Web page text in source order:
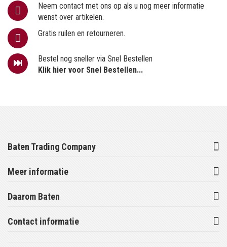
Neem contact met ons op als u nog meer informatie
wenst over artikelen.
Gratis ruilen en retourneren.
Bestel nog sneller via Snel Bestellen
Klik hier voor Snel Bestellen...
Baten Trading Company
Meer informatie
Daarom Baten
Contact informatie